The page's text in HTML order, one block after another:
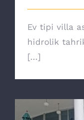
Ev tipi villa
hidrolik
[...]